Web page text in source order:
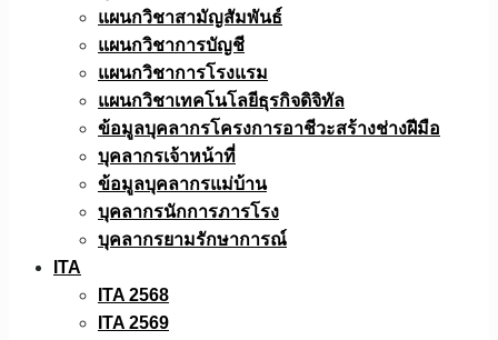
แผนกวิชาสามัญสัมพันธ์
แผนกวิชาการบัญชี
แผนกวิชาการโรงแรม
แผนกวิชาเทคโนโลยีธุรกิจดิจิทัล
ข้อมูลบุคลากรโครงการอาชีวะสร้างช่างฝีมือ
บุคลากรเจ้าหน้าที่
ข้อมูลบุคลากรแม่บ้าน
บุคลากรนักการภารโรง
บุคลากรยามรักษาการณ์
ITA
ITA 2568
ITA 2569